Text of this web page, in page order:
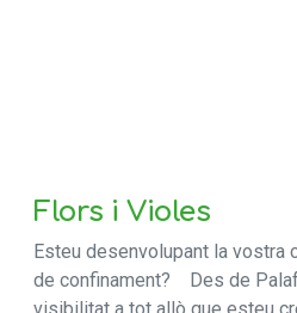
Flors i Violes
Esteu desenvolupant la vostra
de confinament? Des de